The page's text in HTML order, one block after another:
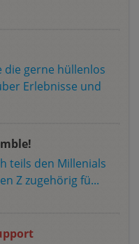
die gerne hüllenlos
Erlebnisse und
teils den Millenials
Z zugehörig fü...